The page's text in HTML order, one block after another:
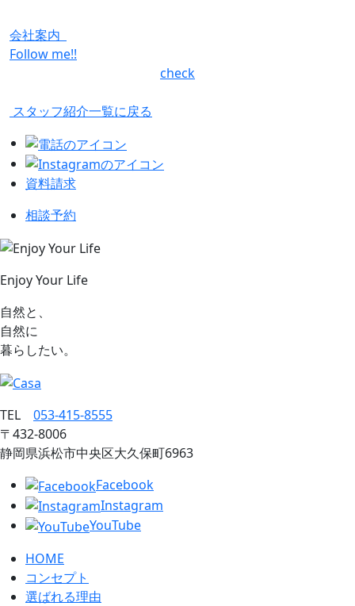
スタッフ紹介一覧に戻る
会社案内
Follow me!!
check
資料請求
相談予約
Enjoy Your Life
自然と、
自然に
暮らしたい。
TEL 053‐415‐8555
〒432‐8006
静岡県浜松市中央区大久保町6963
Facebook
Instagram
YouTube
HOME
コンセプト
選ばれる理由